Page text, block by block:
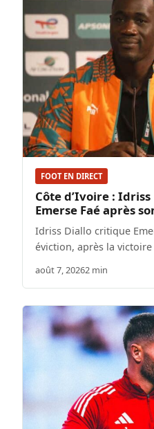
FOOT EN DIRECT
Côte d’Ivoire :
Emerse Faé après
Idriss Diallo critique
éviction, après la victoire
août 7, 20262 min